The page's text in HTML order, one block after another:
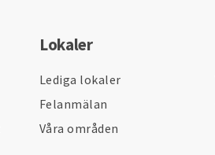
Lokaler
Lediga lokaler
Felanmälan
Våra områden